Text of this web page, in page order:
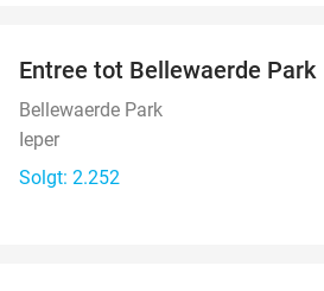
Entree tot Bellewaerde Park
Bellewaerde Park
Ieper
Solgt: 2.252